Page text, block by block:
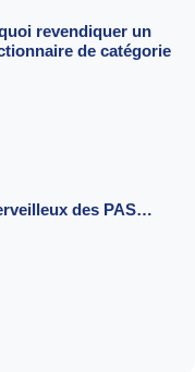
revendiquer un
de catégorie
des PAS…